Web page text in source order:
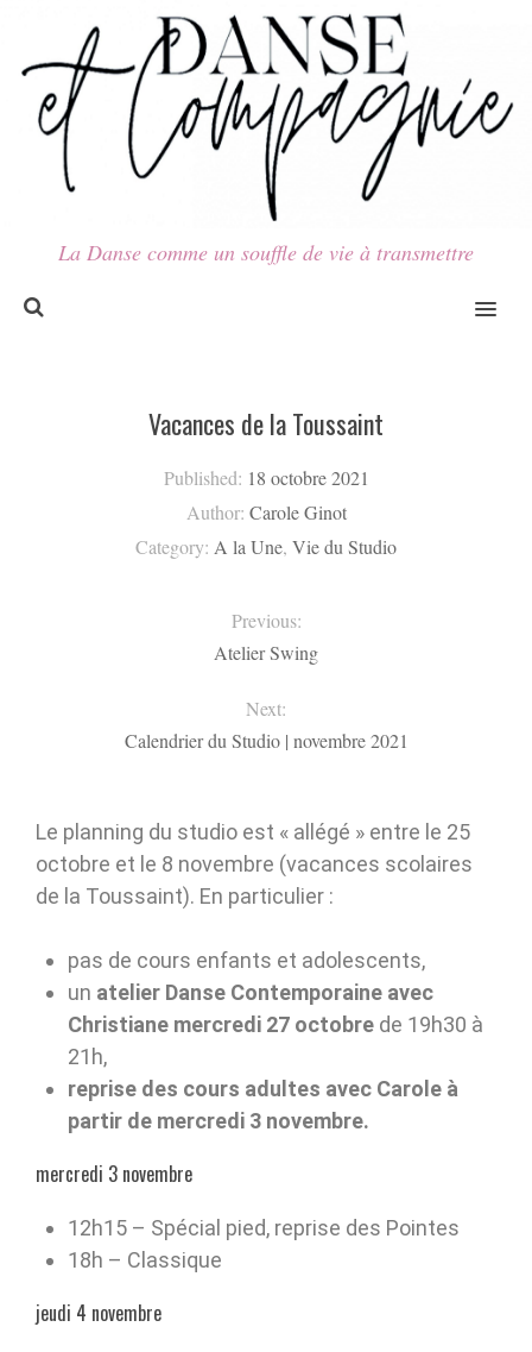
La Danse comme un souffle de vie à transmettre
MENU
Le planning du studio est « allégé » entre le 25
octobre et le 8 novembre (vacances scolaires
de la Toussaint). En particulier :
pas de cours enfants et adolescents,
un atelier Danse Contemporaine avec
Christiane mercredi 27 octobre de 19h30 à
21h,
reprise des cours adultes avec Carole à
partir de mercredi 3 novembre.
mercredi 3 novembre
12h15 – Spécial pied, reprise des Pointes
18h – Classique
jeudi 4 novembre
Vacances de la Toussaint
Published: 18 octobre 2021
Author: Carole Ginot
Category: A la Une, Vie du Studio
Previous:
Atelier Swing
Next:
Calendrier du Studio | novembre 2021